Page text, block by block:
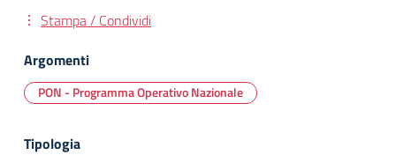
Stampa / Condividi
Argomenti
PON - Programma Operativo Nazionale
Tipologia